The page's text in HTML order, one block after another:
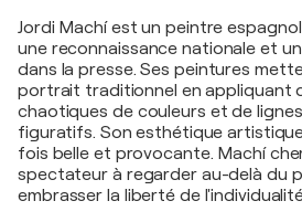
Jordi Machí est un peintre
une reconnaissance nationale et
dans la presse. Ses peintures
portrait traditionnel en appliquant
chaotiques de couleurs et de
figuratifs. Son esthétique
fois belle et provocante. Machí
spectateur à regarder au-delà du
embrasser la liberté de